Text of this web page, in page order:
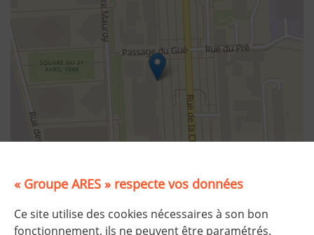
© Plan-interactif , Contributeurs d' OpenStreetMap
« Groupe ARES » respecte vos données
Ce site utilise des cookies nécessaires à son bon
fonctionnement, ils ne peuvent être paramétrés.